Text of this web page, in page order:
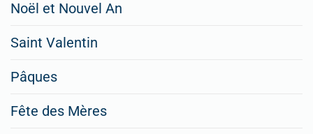
Noël et Nouvel An
Saint Valentin
Pâques
Fête des Mères